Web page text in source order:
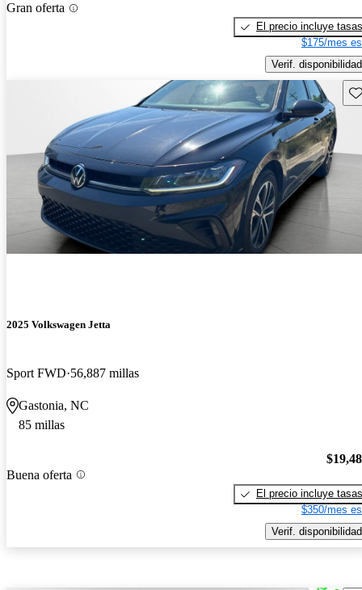
Gran oferta
El precio incluye tasas
$175/mes
Verif. disponibilidad
2025 Volkswagen Jetta
Sport FWD 56,887 millas
Gastonia, NC
85 millas
Buena oferta
El precio incluye tasas
$350/mes
Verif. disponibilidad